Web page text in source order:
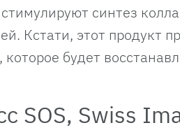
синтез
Кстати, этот продукт
будет
SOS, Swiss